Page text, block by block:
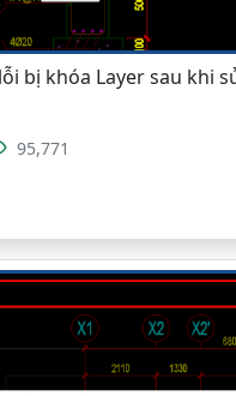
bị khóa Layer sau khi
95,771